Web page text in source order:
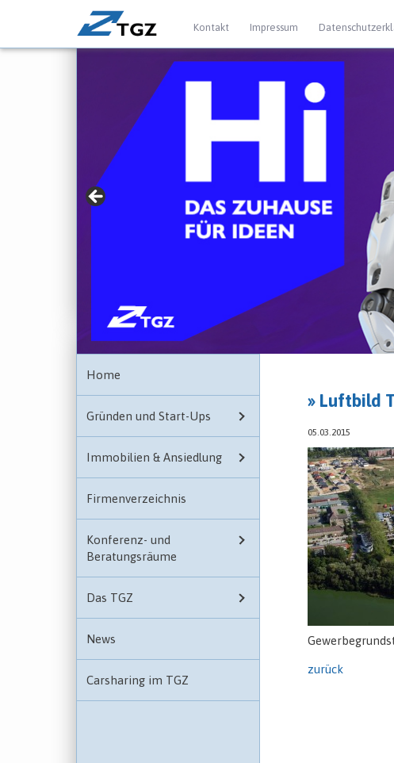
Kontakt Impressum
» Für Gründer mit
► jetzt mehr erfahren
Home
Gründen und Start-Ups
Immobilien & Ansiedlung
Firmenverzeichnis
Konferenz- und
Beratungsräume
Das TGZ
News
Carsharing im TGZ
» Luftbild
05.03.2015
zurück